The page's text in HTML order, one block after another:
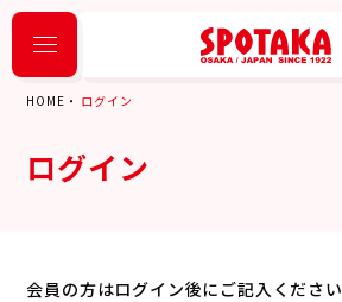
HOME ログイン
ログイン
会員の方はログイン後にご記入ください